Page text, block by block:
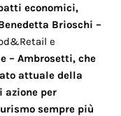
economici,
Brioschi –
e
– Ambrosetti, che
attuale della
per
sempre più